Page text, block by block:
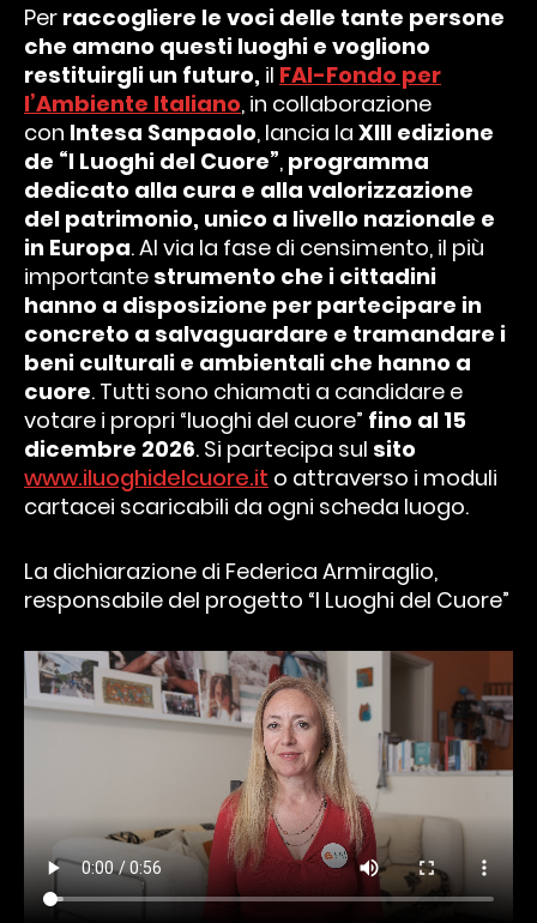
Per raccogliere le voci delle tante persone
che amano questi luoghi e vogliono
restituirgli un futuro, il FAI-Fondo per
l’Ambiente Italiano, in collaborazione
con Intesa Sanpaolo, lancia la XIII edizione
de “I Luoghi del Cuore”, programma
dedicato alla cura e alla valorizzazione
del patrimonio, unico a livello nazionale e
in Europa. Al via la fase di censimento, il più
importante strumento che i cittadini
hanno a disposizione per partecipare in
concreto a salvaguardare e tramandare i
beni culturali e ambientali che hanno a
cuore. Tutti sono chiamati a candidare e
votare i propri “luoghi del cuore” fino al 15
dicembre 2026. Si partecipa sul sito
www.iluoghidelcuore.it o attraverso i moduli
cartacei scaricabili da ogni scheda luogo.
La dichiarazione di Federica Armiraglio,
responsabile del progetto “I Luoghi del Cuore”